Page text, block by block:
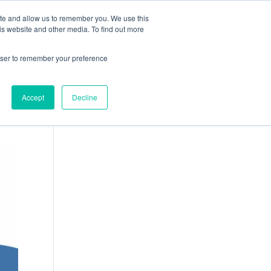
and allow us to remember you. We use this
website and other media. To find out more
to remember your preference
Accept Decline
CARRIÈRES ACTUALITÉS
Français